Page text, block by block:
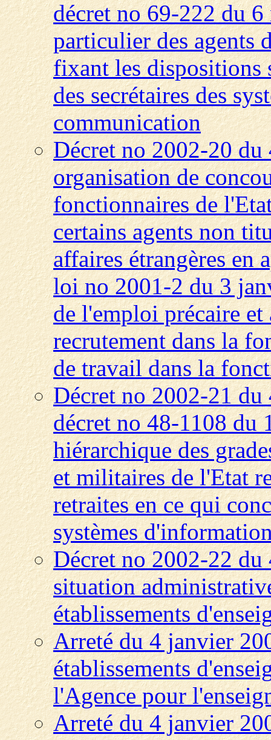
décret no 69-222 du
particulier des agents
fixant les dispositions
des secrétaires des
communication
Décret no 2002-20
organisation de
fonctionnaires de
certains agents non
affaires étrangères en
loi no 2001-2 du 3
de l'emploi précaire
recrutement dans la
de travail dans la
Décret no 2002-21
décret no 48-1108 du
hiérarchique des
et militaires de l'Etat
retraites en ce qui
systèmes
Décret no 2002-22
situation
établissements
Arreté du 4 janvier
établissements
l'Agence pour
Arreté du 4 janvier